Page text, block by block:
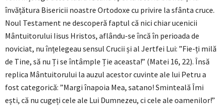
învățătura Bisericii noastre Ortodoxe cu privire la sfânta cruce.
Noul Testament ne descoperă faptul că nici chiar ucenicii
Mântuitorului Iisus Hristos, aflându-se încă în perioada de
noviciat, nu înțelegeau sensul Crucii și al Jertfei Lui: ”Fie-ți milă
de Tine, să nu Ți se întâmple Ție aceasta!” (Matei 16, 22). Însă
replica Mântuitorului la auzul acestor cuvinte ale lui Petru a
fost categorică: ”Margi înapoia Mea, satano! Sminteală Îmi
ești, că nu cugeți cele ale Lui Dumnezeu, ci cele ale oamenilor!”